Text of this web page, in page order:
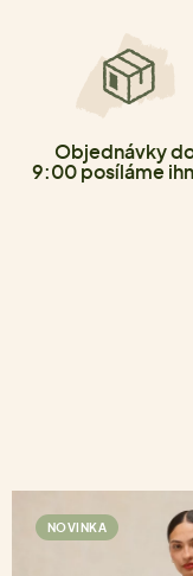
Objednávky
9:00 posíláme
NOVINKA